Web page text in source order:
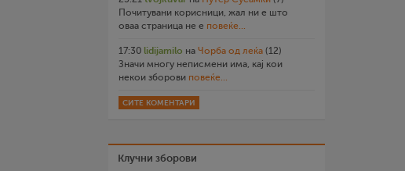
Почитувани корисници, жал ни е што
оваа страница не е повеќе...
17:30 lidijamilo на Чорба од леќа (12)
Значи многу неписмени има, кај кои
некои зборови повеќе...
СИТЕ КОМЕНТАРИ
Клучни зборови